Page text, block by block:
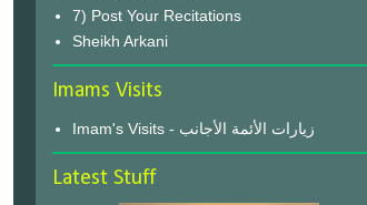
7) Post Your Recitations
Sheikh Arkani
Imams Visits
Imam's Visits - زيارات الأئمة الأجانب
Latest Stuff